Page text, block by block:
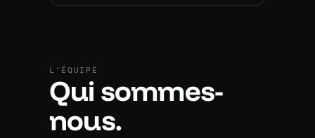
L'ÉQUIPE
Qui sommes-
nous.